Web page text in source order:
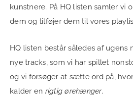
kunstnere. På HQ listen samler vi
dem og tilføjer dem til vores
HQ listen består således af ugens
nye tracks, som vi har spillet
og vi forsøger at sætte ord på,
kalder en rigtig ørehænger.